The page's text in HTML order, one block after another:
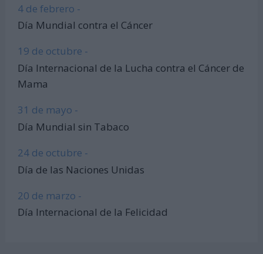
4 de febrero -
Día Mundial contra el Cáncer
19 de octubre -
Día Internacional de la Lucha contra el Cáncer de
Mama
31 de mayo -
Día Mundial sin Tabaco
24 de octubre -
Día de las Naciones Unidas
20 de marzo -
Día Internacional de la Felicidad